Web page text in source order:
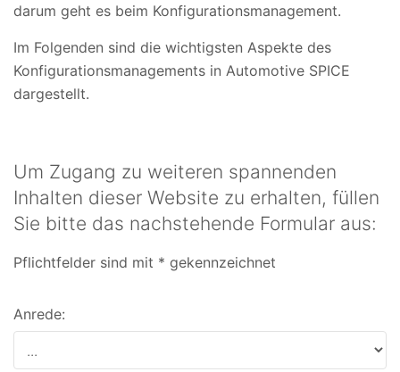
darum geht es beim Konfigurationsmanagement.
Im Folgenden sind die wichtigsten Aspekte des
Konfigurationsmanagements in Automotive SPICE
dargestellt.
Um Zugang zu weiteren spannenden
Inhalten dieser Website zu erhalten, füllen
Sie bitte das nachstehende Formular aus:
Pflichtfelder sind mit * gekennzeichnet
Anrede: